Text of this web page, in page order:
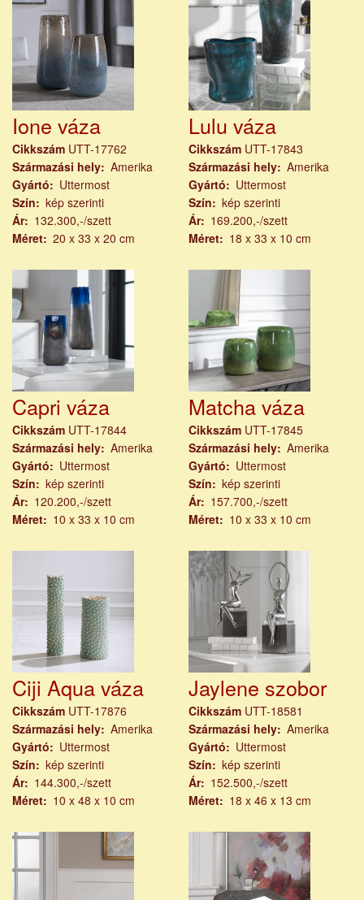
Ione váza
Cikkszám UTT-17762
Származási hely Amerika
Gyártó
Uttermost
Szín
kép szerinti
Ár
132.300,-/szett
Méret 20 x 33 x 20 cm
Lulu váza
Cikkszám UTT-17843
Származási hely
Amerika
Gyártó
Uttermost
Szín
kép szerinti
Ár
169.200,-/szett
Méret
18 x 33 x 10 cm
Capri váza
Cikkszám UTT-17844
Származási hely Amerika
Gyártó
Uttermost
Szín
kép szerinti
Ár
120.200,-/szett
Méret
10 x 33 x 10 cm
Matcha váza
Cikkszám UTT-17845
Származási hely
Amerika
Gyártó
Uttermost
Szín
kép szerinti
Ár
157.700,-/szett
Méret
10 x 33 x 10 cm
Ciji Aqua váza
Cikkszám UTT-17876
Származási hely Amerika
Gyártó
Uttermost
Szín
kép szerinti
Ár
144.300,-/szett
Méret
10 x 48 x 10 cm
Jaylene szobor
Cikkszám UTT-18581
Származási hely
Amerika
Gyártó
Uttermost
Szín
kép szerinti
Ár
152.500,-/szett
Méret
18 x 46 x 13 cm